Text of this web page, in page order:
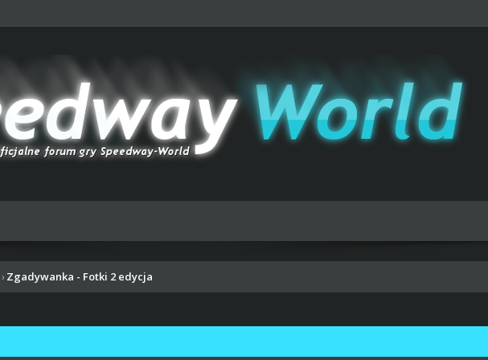
› Zgadywanka - Fotki 2 edycja